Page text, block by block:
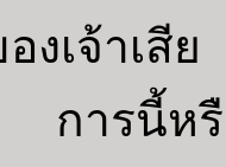
งเจ้าเสี
การนี้ห